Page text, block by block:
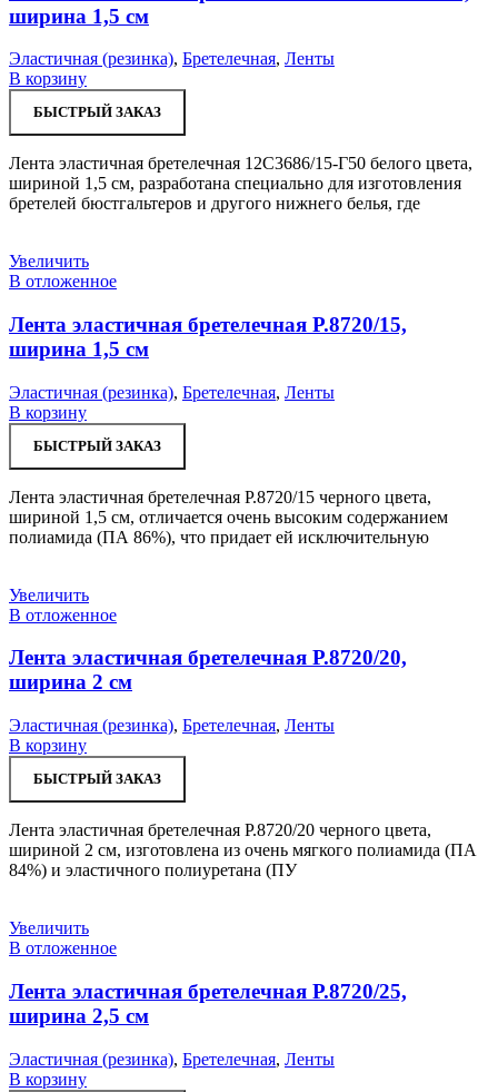
ширина 1,5 см
Эластичная (резинка), Бретелечная, Ленты
В корзину
БЫСТРЫЙ ЗАКАЗ
Лента эластичная бретелечная 12С3686/15-Г50 белого цвета,
шириной 1,5 см, разработана специально для изготовления
бретелей бюстгальтеров и другого нижнего белья, где
Увеличить
В отложенное
Лента эластичная бретелечная Р.8720/15,
ширина 1,5 см
Эластичная (резинка), Бретелечная, Ленты
В корзину
БЫСТРЫЙ ЗАКАЗ
Лента эластичная бретелечная Р.8720/15 черного цвета,
шириной 1,5 см, отличается очень высоким содержанием
полиамида (ПА 86%), что придает ей исключительную
Увеличить
В отложенное
Лента эластичная бретелечная Р.8720/20,
ширина 2 см
Эластичная (резинка), Бретелечная, Ленты
В корзину
БЫСТРЫЙ ЗАКАЗ
Лента эластичная бретелечная Р.8720/20 черного цвета,
шириной 2 см, изготовлена из очень мягкого полиамида (ПА
84%) и эластичного полиуретана (ПУ
Увеличить
В отложенное
Лента эластичная бретелечная Р.8720/25,
ширина 2,5 см
Эластичная (резинка), Бретелечная, Ленты
В корзину